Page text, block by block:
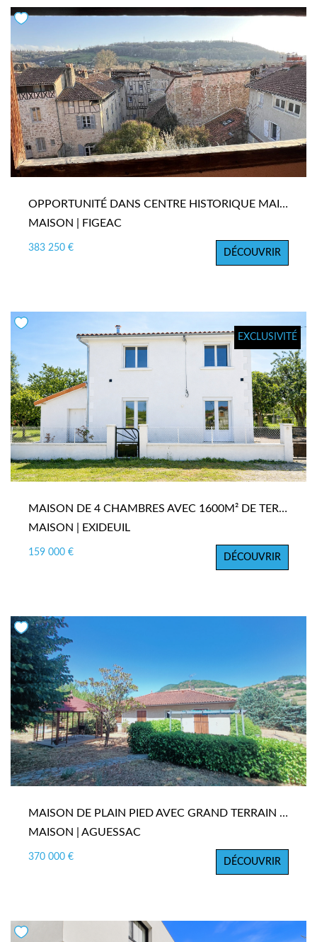
OPPORTUNITÉ DANS CENTRE HISTORIQUE MAISON AVEC TERRASSE ...
MAISON | FIGEAC
383 250 € DÉCOUVRIR
EXCLUSIVITÉ
MAISON DE 4 CHAMBRES AVEC 1600M² DE TERRAIN
MAISON | EXIDEUIL
159 000 € DÉCOUVRIR
MAISON DE PLAIN PIED AVEC GRAND TERRAIN CONSTRUCTIBLE ET GARAGE INDÉPENDANT DE 80M2
MAISON | AGUESSAC
370 000 € DÉCOUVRIR